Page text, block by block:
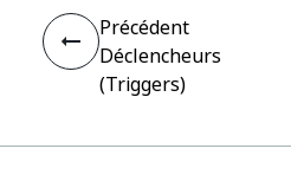
Précédent
Déclencheurs
(Triggers)